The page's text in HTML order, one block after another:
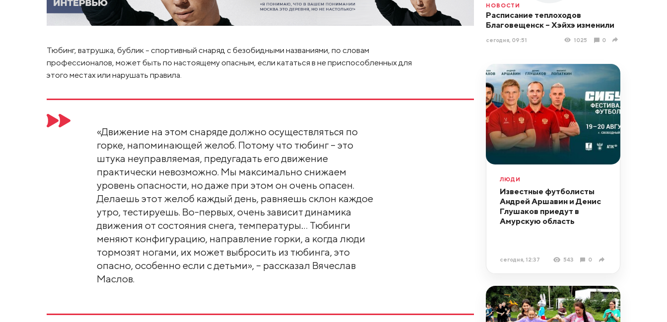
Тюбинг, ватрушка, бублик – спортивный снаряд с безобидными названиями, по словам
профессионалов, может быть по настоящему опасным, если кататься в не приспособленных для
этого местах или нарушать правила.
«Движение на этом снаряде должно осуществляться по
горке, напоминающей желоб. Потому что тюбинг – это
штука неуправляемая, предугадать его движение
практически невозможно. Мы максимально снижаем
уровень опасности, но даже при этом он очень опасен.
Делаешь этот желоб каждый день, равняешь склон каждое
утро, тестируешь. Во-первых, очень зависит динамика
движения от состояния снега, температуры… Тюбинги
меняют конфигурацию, направление горки, а когда люди
тормозят ногами, их может выбросить из тюбинга, это
опасно, особенно если с детьми», – рассказал Вячеслав
Маслов.
НОВОСТИ
Расписание теплоходов
Благовещенск – Хэйхэ изменили
сегодня, 09:51 1025 0
ЛЮДИ
Известные футболисты
Андрей Аршавин и Денис
Глушаков приедут в
Амурскую область
сегодня, 12:37 543 0